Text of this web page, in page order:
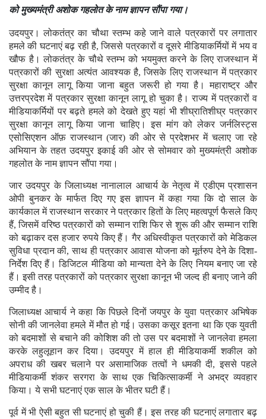
को मुख्यमंत्री अशोक गहलोत के नाम ज्ञापन सौंपा गया।
उदयपुर। लोकतंत्र का चौथा स्तम्भ कहे जाने वाले पत्रकारों पर लगातार
हमले की घटनाएं बढ़ रही है, जिससे पत्रकारों व दूसरे मीडियाकर्मियों में भय व
खौफ है। लोकतंत्र के चौथे स्तम्भ को भयमुक्त करने के लिए राजस्थान में
पत्रकारों की सुरक्षा अत्यंत आवश्यक है, जिसके लिए राजस्थान में पत्रकार
सुरक्षा कानून लागू किया जाना बहुत जरूरी हो गया है। महाराष्ट्र और
उत्तरप्रदेश में पत्रकार सुरक्षा कानून लागू हो चुका है। राज्य में पत्रकारों व
मीडियाकर्मियों पर बढ़ते हमले को देखते हुए यहां भी शीघ्रातिशीघ्र पत्रकार
सुरक्षा कानून लागू किया जाना चाहिए। इस मांग को लेकर जर्नलिस्ट्स
एसोसिएशन ऑफ़ राजस्थान (जार) की ओर से प्रदेशभर में चलाए जा रहे
अभियान के तहत उदयपुर इकाई की ओर से सोमवार को मुख्यमंत्री अशोक
गहलोत के नाम ज्ञापन सौंपा गया।
जार उदयपुर के जिलाध्यक्ष नानालाल आचार्य के नेतृत्व में एडीएम प्रशासन
ओपी बुनकर के मार्फत दिए गए इस ज्ञापन में कहा गया कि दो साल के
कार्यकाल में राजस्थान सरकार ने पत्रकार हितों के लिए महत्वपूर्ण फैसले किए
हैं, जिसमें वरिष्ठ पत्रकारों को सम्मान राशि फिर से शुरू की और सम्मान राशि
को बढ़ाकर दस हजार रुपये किए हैं। गैर अधिस्वीकृत पत्रकारों को मेडिकल
सुविधा प्रदान की, साथ ही पत्रकार आवास योजना को मूर्तरुप देने के दिशा-
निर्देश दिए हैं। डिजिटल मीडिया को मान्यता देने के लिए नियम बनाए जा रहे
हैं। इसी तरह पत्रकारों को पत्रकार सुरक्षा कानून भी जल्द ही बनाए जाने की
उम्मीद है।
जिलाध्यक्ष आचार्य ने कहा कि पिछले दिनों जयपुर के युवा पत्रकार अभिषेक
सोनी की जानलेवा हमले में मौत हो गई। उसका कसूर इतना था कि एक युवती
को बदमाशों से बचाने की कोशिश की तो उस पर बदमाशों ने जानलेवा हमला
करके लहुलूहान कर दिया। उदयपुर में हाल ही मीडियाकर्मी शकील को
अपराध की खबर चलाने पर असामाजिक तत्वों ने धमकी दी, इससे पहले
मीडियाकर्मी शंकर सरगरा के साथ एक चिकित्साकर्मी ने अभद्र व्यवहार
किया। ये सभी घटनाएं एक साल के भीतर घटी हैं।
पूर्व में भी ऐसी बहुत सी घटनाएं हो चुकी हैं। इस तरह की घटनाएं लगातार बढ़